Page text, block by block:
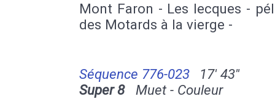
Mont Faron - Les lecques -
des Motards à la vierge -
Séquence 776-023
17' 43''
Super 8Muet - Couleur